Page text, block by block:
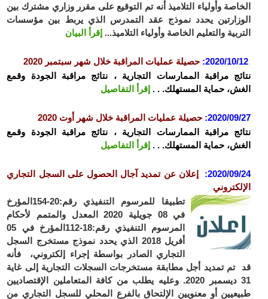
الخاصة وأولياء التلاميذ أنه تم التوقيع على مقرر وزاري مشترك بين
الوزارتين يحدد نموذج عقد التمدرس الذي يربط بين مؤسسات
التربية والتعليم الخاصة وأولياء التلاميذ... إقرأ البيان
2020/10/12
: حصيلة عمليات المراقبة خلال شهر سبتمبر 2020
نتائج مراقبة الممارسات التجارية ، نتائج مراقبة الجودة وقمع
الغش، حماية المستهلك. . . إقرأ التفاصيل
2020/09/27
: حصيلة عمليات المراقبة خلال شهر أوت 2020
نتائج مراقبة الممارسات التجارية ، نتائج مراقبة الجودة وقمع
الغش، حماية المستهلك. . . إقرأ التفاصيل
2020/09/24
:
إعلان عن تمديد آجال الحصول على السجل التجاري
الإلكتروني
تطبيقا للمرسوم التنفيذي رقم:20-154المؤرخ
في 08 جويلية 2020 المعدل والمتمم لأحكام
المرسوم التنفيذي رقم:18-112المؤرخ في 05
أفريل 2018 الذي يحدد نموذج مستخرج السجل
التجاري الصادر بواسطة إجراء إلكتروني، فأنه
قد تم تمديد أجل مطابقة مستخرجات السجلات التجارية إلى غاية
31 ديسمبر 2020. وعليه يطلب من كافة المتعاملين الإقتصاديين
طبيعيين أو معنويين الإلتحاق بالفرع المحلي للسجل التجاري من